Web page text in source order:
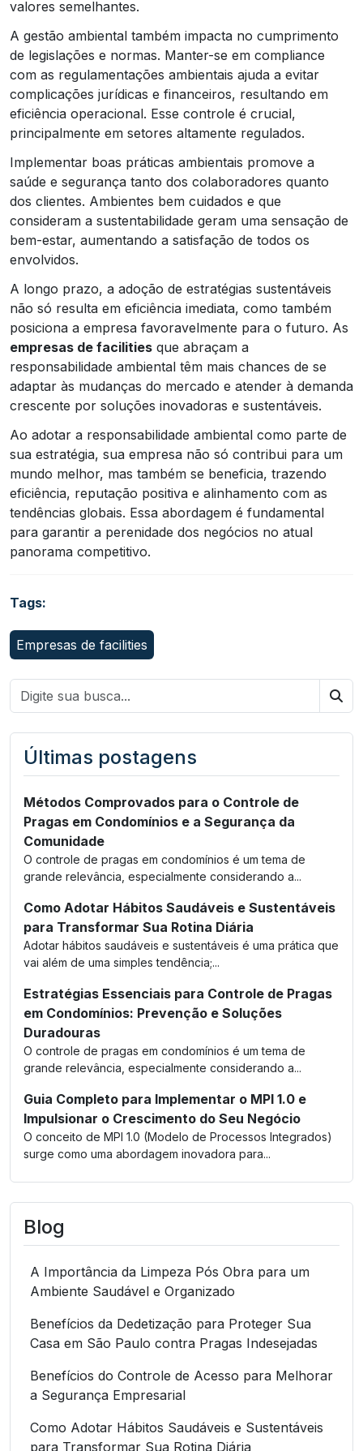
valores semelhantes.
A gestão ambiental também impacta no cumprimento
de legislações e normas. Manter-se em compliance
com as regulamentações ambientais ajuda a evitar
complicações jurídicas e financeiros, resultando em
eficiência operacional. Esse controle é crucial,
principalmente em setores altamente regulados.
Implementar boas práticas ambientais promove a
saúde e segurança tanto dos colaboradores quanto
dos clientes. Ambientes bem cuidados e que
consideram a sustentabilidade geram uma sensação de
bem-estar, aumentando a satisfação de todos os
envolvidos.
A longo prazo, a adoção de estratégias sustentáveis
não só resulta em eficiência imediata, como também
posiciona a empresa favoravelmente para o futuro. As
empresas de facilities que abraçam a
responsabilidade ambiental têm mais chances de se
adaptar às mudanças do mercado e atender à demanda
crescente por soluções inovadoras e sustentáveis.
Ao adotar a responsabilidade ambiental como parte de
sua estratégia, sua empresa não só contribui para um
mundo melhor, mas também se beneficia, trazendo
eficiência, reputação positiva e alinhamento com as
tendências globais. Essa abordagem é fundamental
para garantir a perenidade dos negócios no atual
panorama competitivo.
Tags:
Empresas de facilities
Últimas postagens
Métodos Comprovados para o Controle de
Pragas em Condomínios e a Segurança da
Comunidade
O controle de pragas em condomínios é um tema de
grande relevância, especialmente considerando a...
Como Adotar Hábitos Saudáveis e Sustentáveis
para Transformar Sua Rotina Diária
Adotar hábitos saudáveis e sustentáveis é uma prática que
vai além de uma simples tendência;...
Estratégias Essenciais para Controle de Pragas
em Condomínios: Prevenção e Soluções
Duradouras
O controle de pragas em condomínios é um tema de
grande relevância, especialmente considerando a...
Guia Completo para Implementar o MPI 1.0 e
Impulsionar o Crescimento do Seu Negócio
O conceito de MPI 1.0 (Modelo de Processos Integrados)
surge como uma abordagem inovadora para...
Blog
A Importância da Limpeza Pós Obra para um
Ambiente Saudável e Organizado
Benefícios da Dedetização para Proteger Sua
Casa em São Paulo contra Pragas Indesejadas
Benefícios do Controle de Acesso para Melhorar
a Segurança Empresarial
Como Adotar Hábitos Saudáveis e Sustentáveis
para Transformar Sua Rotina Diária